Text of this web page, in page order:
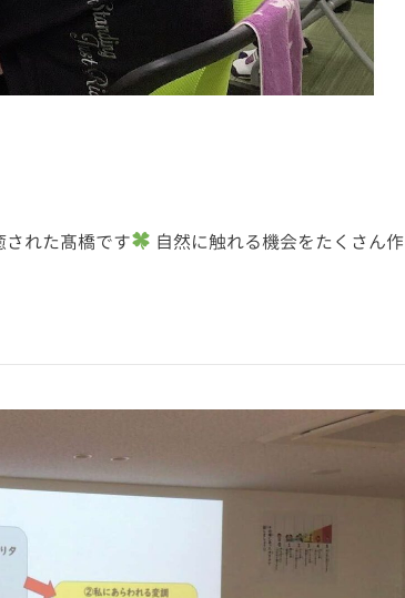
された髙橋です
自然に触れる機会をたくさん作